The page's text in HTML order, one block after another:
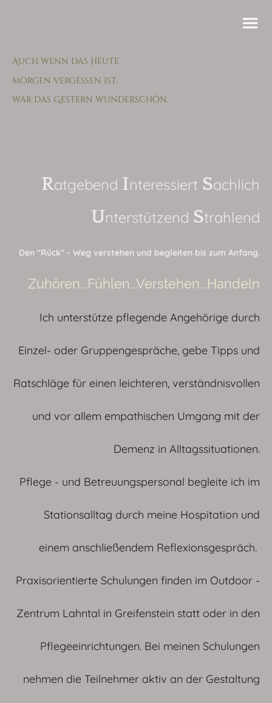
Auch wenn das Heute
morgen vergessen ist,
war das Gestern wunderschön.
Ratgebend Interessiert Sachlich
Unterstützend Strahlend
Den "Rück" - Weg verstehen und begleiten bis zum Anfang.
Zuhören...Fühlen...Verstehen...Handeln
Ich unterstütze pflegende Angehörige durch
Einzel- oder Gruppengespräche, gebe Tipps und
Ratschläge für einen leichteren, verständnisvollen
und vor allem empathischen Umgang mit der
Demenz in Alltagssituationen.
Pflege - und Betreuungspersonal begleite ich im
Stationsalltag durch meine Hospitation und
einem anschließendem Reflexionsgespräch.
Praxisorientierte Schulungen finden im Outdoor -
Zentrum Lahntal in Greifenstein statt oder in den
Pflegeeinrichtungen. Bei meinen Schulungen
nehmen die Teilnehmer aktiv an der Gestaltung